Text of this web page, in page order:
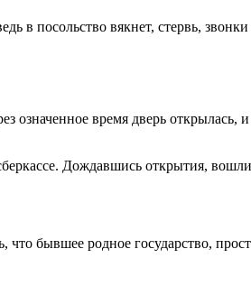
в посольство вякнет, стервь, звонки
означенное время дверь
Дождавшись открытия,
бывшее родное государство,